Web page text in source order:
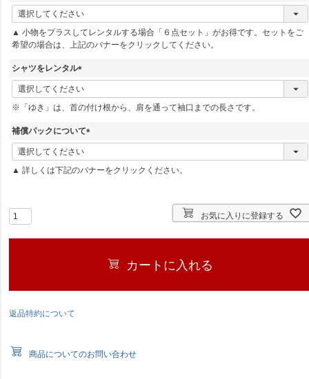
(
必
須
)
▲ 小物をプラスしてレンタルする場合「６点セット」がお得です。セットをご
希望の場合は、上記のバナーをクリックしてください。
シャツをレンタル
(
必
須
※「ゆき」は、首の付け根から、肩を通って袖口までの長さです。
補償パックについて
(
必
須
▲ 詳しくは下記のバナーをクリックください。
お気に入りに登録する
カートに入れる
返品特約について
商品についてのお問い合わせ